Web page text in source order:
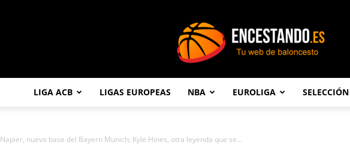
LIGA ACB LIGAS EUROPEAS NBA EUROLIGA SELECCIÓN
Napier, nuevo base del Bayern Munich; Kyle Hines, otra leyenda que se...